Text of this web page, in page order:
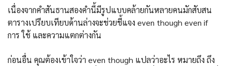
เนื่องจากคำสันธานสองคำนี้มีรูปแบบคล้ายกันหลายคนมักสับสน
ตารางเปรียบเทียบด้านล่างจะช่วยชี้แจง even though even if
การ ใช้ และความแตกต่างกัน
ก่อนอื่น คุณต้องเข้าใจว่า even though แปลว่าอะไร หมายถึง ถึง